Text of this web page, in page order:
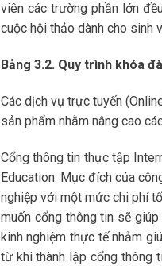
viên các trường phần lớn
cuộc hội thảo dành cho sinh
Bảng 3.2. Quy trình khóa
Các dịch vụ trực tuyến
sản phẩm nhằm nâng cao
Cổng thông tin thực tập
Education. Mục đích của
nghiệp với một mức chi phí
muốn cổng thông tin sẽ
kinh nghiệm thực tế nhằm
từ khi thành lập cổng thông